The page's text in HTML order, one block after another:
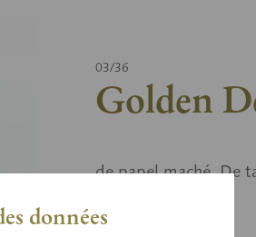
03/36
Golden
de papel maché. De
données